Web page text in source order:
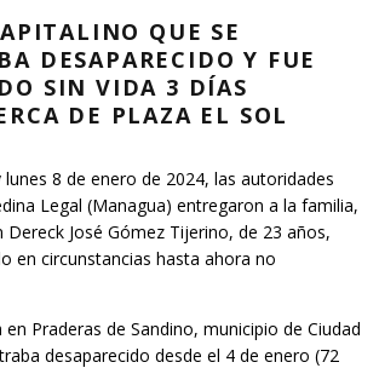
QUE SE
DESAPARECIDO Y FUE
SIN VIDA 3 DÍAS
DE PLAZA EL SOL
8 de enero de 2024, las autoridades
Legal (Managua) entregaron a la familia,
José Gómez Tijerino, de 23 años,
en circunstancias hasta ahora no
en Praderas de Sandino, municipio de Ciudad
desaparecido desde el 4 de enero (72